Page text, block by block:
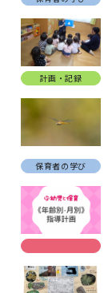
計画・記録
保育者の学び